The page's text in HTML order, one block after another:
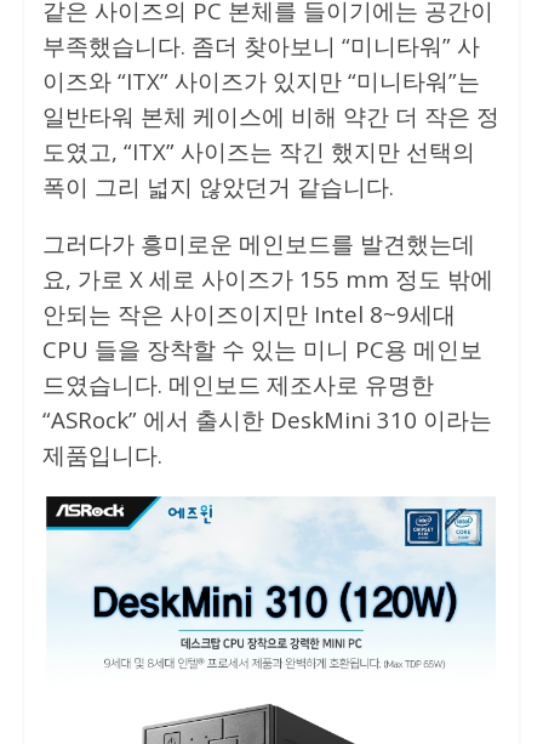
같은 사이즈의 PC 본체를 들이기에는 공간이
부족했습니다. 좀더 찾아보니 “미니타워” 사
이즈와 “ITX” 사이즈가 있지만 “미니타워”는
일반타워 본체 케이스에 비해 약간 더 작은 정
도였고, “ITX” 사이즈는 작긴 했지만 선택의
폭이 그리 넓지 않았던거 같습니다.
그러다가 흥미로운 메인보드를 발견했는데
요, 가로 X 세로 사이즈가 155 mm 정도 밖에
안되는 작은 사이즈이지만 Intel 8~9세대
CPU 들을 장착할 수 있는 미니 PC용 메인보
드였습니다. 메인보드 제조사로 유명한
“ASRock” 에서 출시한 DeskMini 310 이라는
제품입니다.